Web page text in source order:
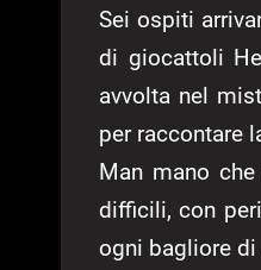
Sei ospiti
di giocattoli
avvolta nel
per raccontare
Man mano
difficili, con
ogni bagliore di